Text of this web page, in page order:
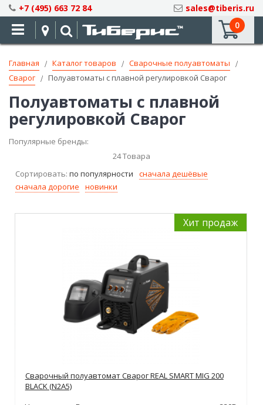
Skip
to
Content
+7 (495) 663 72 84
sales@tiberis.ru
0
Главная Каталог товаров
Сварочные полуавтоматы
Сварог
Полуавтоматы с плавной регулировкой Сварог
Полуавтоматы с плавной
регулировкой Сварог
Популярные бренды:
24Товара
Сортировать: по популярности
сначала дешёвые
сначала дорогие
новинки
Хит продаж
Сварочный полуавтомат Сварог REAL SMART MIG 200
BLACK (N2A5)